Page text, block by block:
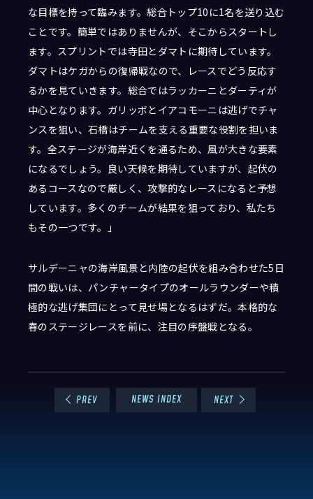
な目標を持って臨みます。総合トップ10に1名を送り込む
ことです。簡単ではありませんが、そこからスタートし
ます。スプリントでは寺田とダマトに期待しています。
ダマトはケガからの復帰戦なので、レースでどう反応す
るかを見ていきます。総合ではラッカーニとダーティが
中心となります。ガリッボとイアコモーニは逃げでチャ
ンスを狙い、石橋はチームを支える重要な役割を担いま
す。全ステージが海岸近くを通るため、風が大きな要素
になるでしょう。良い天候を期待していますが、起伏の
あるコースなので厳しく、攻撃的なレースになると予想
しています。多くのチームが結果を狙っており、私たち
もその一つです。」
サルデーニャの海岸風景と内陸の起伏を組み合わせた5日
間の戦いは、パンチャータイプのオールラウンダーや積
極的な逃げ集団にとって見せ場となるはずだ。本格的な
春のステージレースを前に、注目の序盤戦となる。
PREV NEWS INDEX NEXT